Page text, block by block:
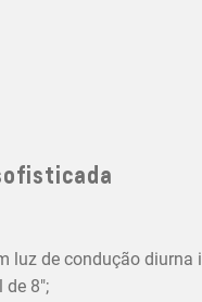
luz de condução diurna
de 8";